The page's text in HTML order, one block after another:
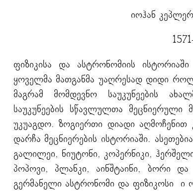
იოჰან
ფიზიკისა და ასტრონომიის
ყოველმა მათგანმა უაღრესად დიდი
მაგრამ მომდევნო საუკუნეების
საუკუნეების სწავლულთა მეცნიერული
უკუაგდო. ზოგიერთი დიადი აღმოჩენით
დარჩა მეცნიერების ისტორიაში.
გალილეი, ნიუტონი, კოპერნიკი,
პოპოვი, პლანკი, აინშტაინი, ბორი
გერმანელი ასტრონომი და ფიზიკოსი